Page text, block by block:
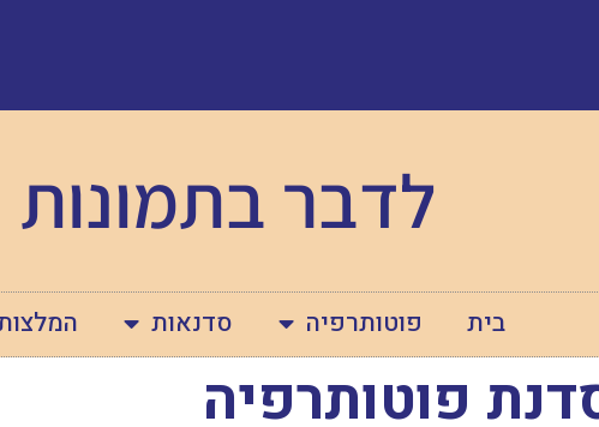
לדבר בתמונות
בית פוטותרפיה סדנאות
פוטותרפיה